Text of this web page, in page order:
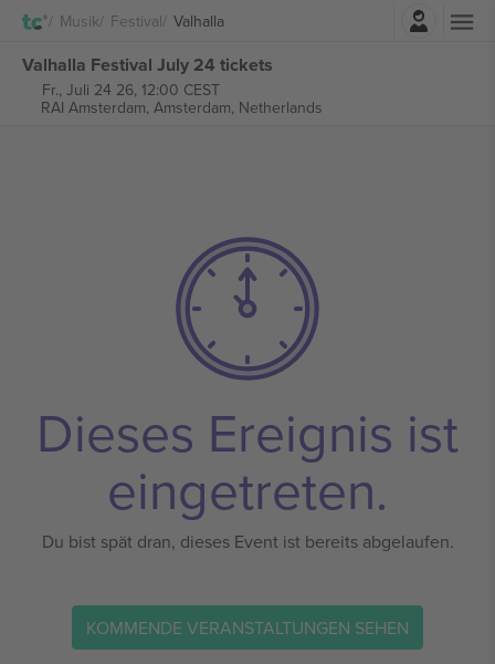
Musik Festival Valhalla
Valhalla Festival July 24 tickets
Fr., Juli 24 26, 12:00 CEST
RAI Amsterdam, Amsterdam, Netherlands
Dieses Ereignis ist
eingetreten.
Du bist spät dran, dieses Event ist bereits abgelaufen.
KOMMENDE VERANSTALTUNGEN SEHEN